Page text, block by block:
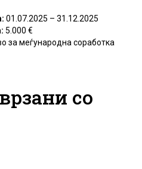
01.07.2025 – 31.12.2025
5.000 €
за меѓународна соработка
со